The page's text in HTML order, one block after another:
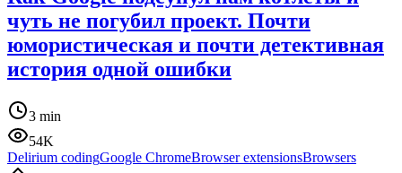
чуть не погубил проект. Почти
юмористическая и почти детективная
история одной ошибки
3 min
54K
Delirium codingGoogle ChromeBrowser extensionsBrowsers